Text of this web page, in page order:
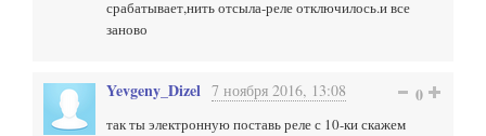
срабатывает,нить отсыла-реле отключилось.и все
заново
Yevgeny_Dizel 7 ноября 2016, 13:08 0
так ты электронную поставь реле с 10-ки скажем